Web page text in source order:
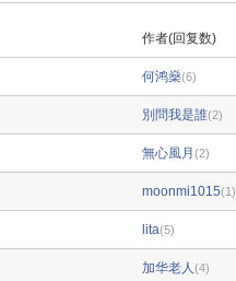
作者(回复数)
何鸿燊(6)
別問我是誰(2)
無心風月 (2)
moonmi1015(1)
lita(5)
加华老人(4)